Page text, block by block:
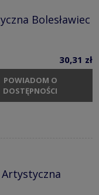
Bolesławiec
30,31 zł
POWIADOM O
DOSTĘPNOŚCI
Artystyczna